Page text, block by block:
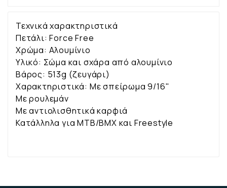
Τεχνικά χαρακτηριστικά
Πετάλι: Force Free
Χρώμα: Αλουμίνιο
Υλικό: Σώμα και σχάρα από αλουμίνιο
Βάρος: 513g (ζευγάρι)
Χαρακτηριστικά: Με σπείρωμα 9/16''
Με ρουλεμάν
Με αντιολισθητικά καρφιά
Κατάλληλα για MTB/BMX και Freestyle